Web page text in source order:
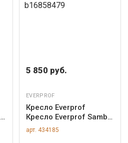
5 850 руб.
EVERPROF
Кресло Everprof
Кресло Everprof Samba
(Самба) CF Экокожа
Бежевый арт. ZN-
арт. 434185